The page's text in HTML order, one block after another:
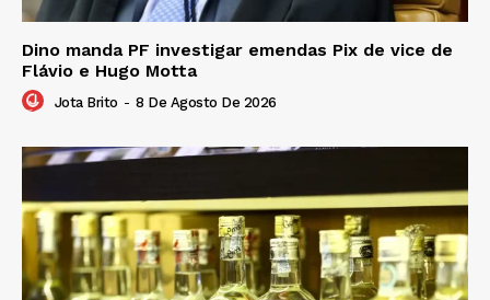
Dino manda PF investigar emendas Pix de vice de
Flávio e Hugo Motta
Jota Brito - 8 De Agosto De 2026